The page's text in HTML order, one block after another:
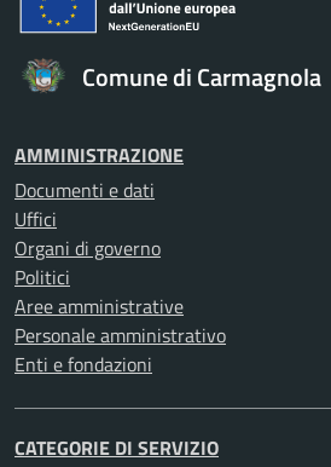
Comune di Carmagnola
AMMINISTRAZIONE
Documenti e dati
Uffici
Organi di governo
Politici
Aree amministrative
Personale amministrativo
Enti e fondazioni
CATEGORIE DI SERVIZIO